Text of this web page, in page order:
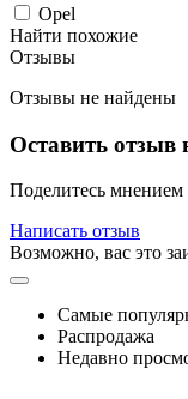
Opel
Найти похожие
Отзывы
Отзывы не найдены
Оставить отзыв
Поделитесь
Написать отзыв
Возможно, вас это
Самые
Распродажа
Недавно